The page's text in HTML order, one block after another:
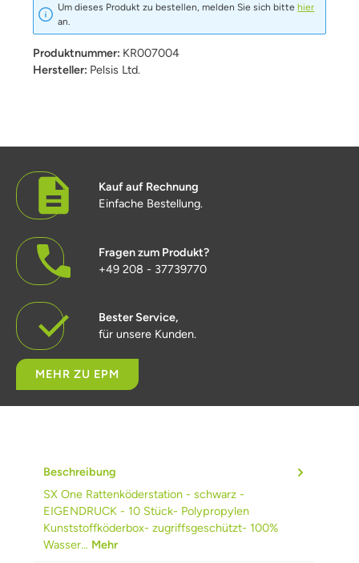
Um dieses Produkt zu bestellen, melden Sie sich bitte hier
an.
Produktnummer: KR007004
Hersteller: Pelsis Ltd.
Kauf auf Rechnung
Einfache Bestellung.
Fragen zum Produkt?
+49 208 - 37739770
Bester Service,
für unsere Kunden.
MEHR ZU EPM
Beschreibung
SX One Rattenköderstation - schwarz -
EIGENDRUCK - 10 Stück- Polypropylen
Kunststoffköderbox- zugriffsgeschützt- 100%
Wasser… Mehr